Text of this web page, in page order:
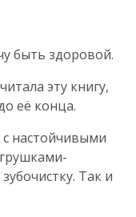
быть здоровой.
эту книгу,
её конца.
с настойчивыми
Так и